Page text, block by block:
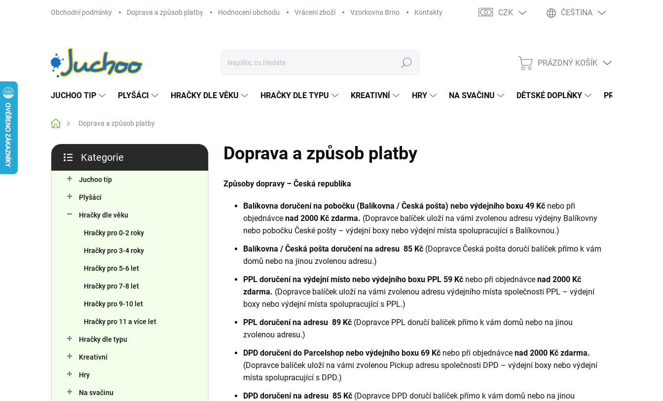
Obchodní podmínky Doprava a způsob platby Hodnocení obchodu Vrácení zboží Vzorkovna Brno Kontakty Ochrana osobních údajů Jak nakupovat
CZK ČEŠTINA
Hledat
NÁKUPNÍ
PRÁZDNÝ KOŠÍK
JUCHOO TIP PLYŠÁCI HRAČKY DLE VĚKU HRAČKY DLE TYPU KREATIVNÍ HRY NA SVAČINU DĚTSKÉ DOPLŇKY PRO DOSPĚLÉ
Domů Doprava a způsob platby
P
s
kategorie
Kategorie
Juchoo tip
Plyšáci
Hračky dle věku
Hračky pro 0-2 roky
Hračky pro 3-4 roky
Hračky pro 5-6 let
Hračky pro 7-8 let
Hračky pro 9-10 let
Hračky pro 11 a více let
Hračky dle typu
Kreativní
Hry
Na svačinu
Doprava a způsob platby
Způsoby dopravy – Česká republika
Balíkovna doručení na pobočku (Balíkovna / Česká pošta) nebo výdejního boxu 49 Kč nebo při
objednávce nad 2000 Kč zdarma. (Dopravce balíček uloží na vámi zvolenou adresu výdejny Balíkovny
nebo pobočku České pošty – výdejní boxy nebo výdejní místa spolupracující s Balíkovnou.)
Balíkovna / Česká pošta doručení na adresu 85 Kč (Dopravce Česká pošta doručí balíček přímo k vám
domů nebo na jinou zvolenou adresu.)
PPL doručení na výdejní místo nebo výdejního boxu PPL 59 Kč nebo při objednávce nad 2000 Kč
zdarma. (Dopravce balíček uloží na vámi zvolenou adresu výdejního místa společnosti PPL – výdejní
boxy nebo výdejní místa spolupracující s PPL.)
PPL doručení na adresu 89 Kč (Dopravce PPL doručí balíček přímo k vám domů nebo na jinou
zvolenou adresu.)
DPD doručení do Parcelshop nebo výdejního boxu 69 Kč nebo při objednávce nad 2000 Kč zdarma.
(Dopravce balíček uloží na vámi zvolenou Pickup adresu společnosti DPD – výdejní boxy nebo výdejní
místa spolupracující s DPD.)
DPD doručení na adresu 85 Kč (Dopravce DPD doručí balíček přímo k vám domů nebo na jinou